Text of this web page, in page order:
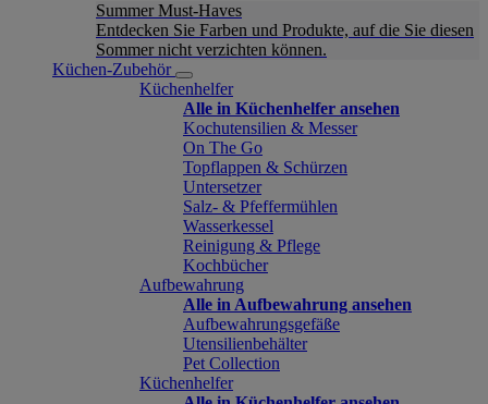
Summer Must-Haves
Entdecken Sie Farben und Produkte, auf die Sie diesen
Sommer nicht verzichten können.
Küchen-Zubehör
Küchenhelfer
Alle in Küchenhelfer ansehen
Kochutensilien & Messer
On The Go
Topflappen & Schürzen
Untersetzer
Salz- & Pfeffermühlen
Wasserkessel
Reinigung & Pflege
Kochbücher
Aufbewahrung
Alle in Aufbewahrung ansehen
Aufbewahrungsgefäße
Utensilienbehälter
Pet Collection
Küchenhelfer